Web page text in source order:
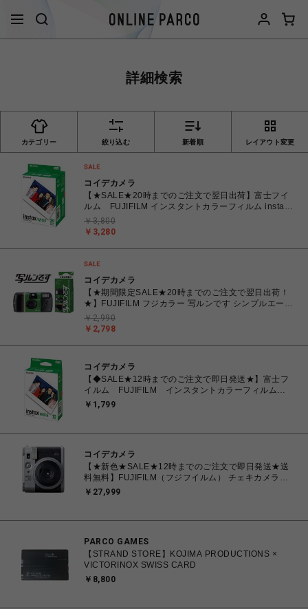
詳細検索
カテゴリー 絞り込む 新着順 レイアウト変更
コイデカメラ
【★SALE★20時までのご注文で翌日出荷】富士フイ
ルム FUJIFILM インスタントカラーフィルム instax
WIDE ワイド 2パック(10枚入×2) INSTAXWIDEWW2
￥3,280
￥3,800
コイデカメラ
【★期間限定SALE★20時までのご注文で翌日出荷！
★】FUJIFILM フジカラー 写ルンです シンプルエース
27枚撮り レンズ付きフィルム
￥2,798
￥2,990
コイデカメラ
【◆SALE★12時までのご注文で即日発送★】富士フ
イルム FUJIFILM インスタントカラーフィルム
instax WIDE ワイド 1パック(10枚入) INSTAX
￥1,799
コイデカメラ
【★新色★SALE★12時までのご注文で即日発送★送
料無料】FUJIFILM（フジフイルム） チェキカメラ
INSTAX mini99 シルバー
￥27,999
PARCO GAMES
【STRAND STORE】KOJIMA PRODUCTIONS ×
VICTORINOX SWISS CARD
￥8,800